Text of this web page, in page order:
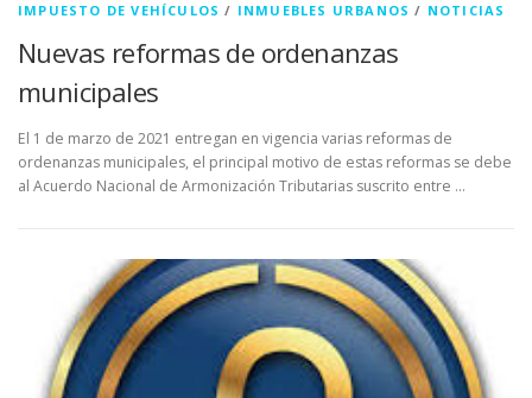
IMPUESTO DE VEHÍCULOS / INMUEBLES URBANOS / NOTICIAS
Nuevas reformas de ordenanzas
municipales
El 1 de marzo de 2021 entregan en vigencia varias reformas de
ordenanzas municipales, el principal motivo de estas reformas se debe
al Acuerdo Nacional de Armonización Tributarias suscrito entre …